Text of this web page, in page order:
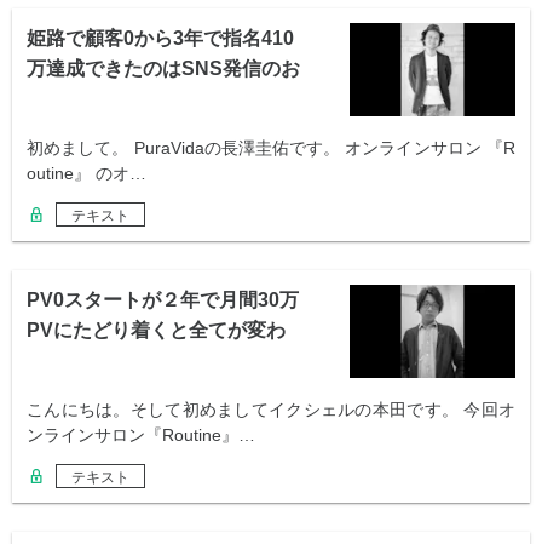
姫路で顧客0から3年で指名410
万達成できたのはSNS発信のお
初めまして。 PuraVidaの長澤圭佑です。 オンラインサロン 『R
outine』 のオ…
テキスト
PV0スタートが２年で月間30万
PVにたどり着くと全てが変わ
こんにちは。そして初めましてイクシェルの本田です。 今回オ
ンラインサロン『Routine』…
テキスト